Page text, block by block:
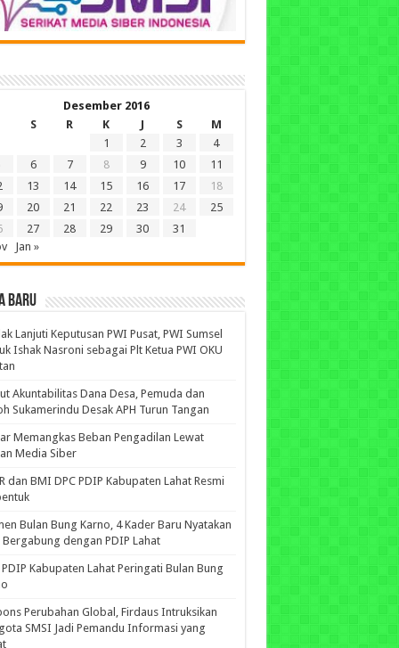
Desember 2016
S R K J S
M
1
2 3
4
6 7 8 9 10
11
13 14 15 16 17
18
20 21 22 23 24
25
27 28 29 30
31
Jan »
BARU
Lanjuti Keputusan PWI Pusat, PWI Sumsel
Ishak Nasroni sebagai Plt Ketua PWI OKU
Akuntabilitas Dana Desa, Pemuda dan
Sukamerindu Desak APH Turun Tangan
Memangkas Beban Pengadilan Lewat
Media Siber
dan BMI DPC PDIP Kabupaten Lahat Resmi
Bulan Bung Karno, 4 Kader Baru Nyatakan
Bergabung dengan PDIP Lahat
PDIP Kabupaten Lahat Peringati Bulan Bung
Perubahan Global, Firdaus Intruksikan
SMSI Jadi Pemandu Informasi yang